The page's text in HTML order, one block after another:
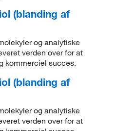
(blanding af
og analytiske
verden over for at
kommerciel succes.
(blanding af
og analytiske
verden over for at